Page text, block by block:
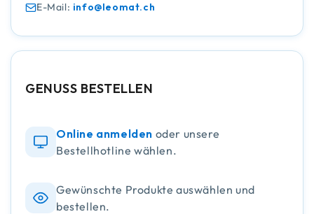
E-Mail: info@leomat.ch
GENUSS BESTELLEN
Online anmelden oder unsere
Bestellhotline wählen.
Gewünschte Produkte auswählen und
bestellen.